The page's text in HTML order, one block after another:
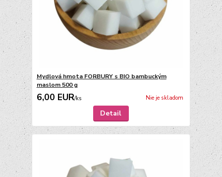
Mydlová hmota FORBURY s BIO bambuckým
maslom 500 g
6,00 EUR/ks Nie je skladom
Detail